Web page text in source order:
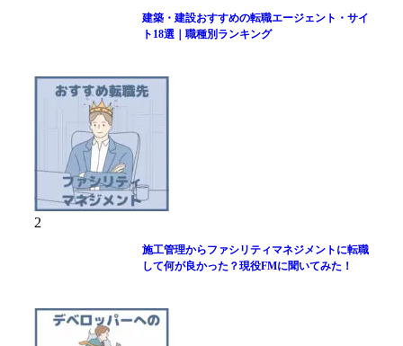
建築・建設おすすめの転職エージェント・サイ
ト18選｜職種別ランキング
2
施工管理からファシリティマネジメントに転職
して何が良かった？現役FMに聞いてみた！